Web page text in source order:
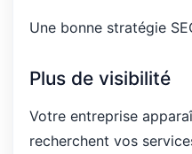
Une bonne stratégie
Plus de visibilité
Votre entreprise
recherchent vos